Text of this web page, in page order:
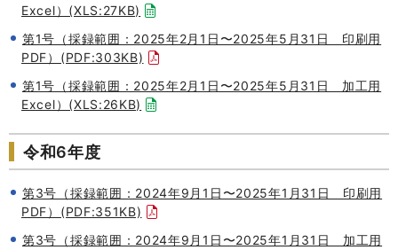
Excel）(XLS:27KB)
第1号（採録範囲：2025年2月1日〜2025年5月31日 印刷用
PDF）(PDF:303KB)
第1号（採録範囲：2025年2月1日〜2025年5月31日 加工用
Excel）(XLS:26KB)
令和6年度
第3号（採録範囲：2024年9月1日〜2025年1月31日 印刷用
PDF）(PDF:351KB)
第3号（採録範囲：2024年9月1日〜2025年1月31日 加工用